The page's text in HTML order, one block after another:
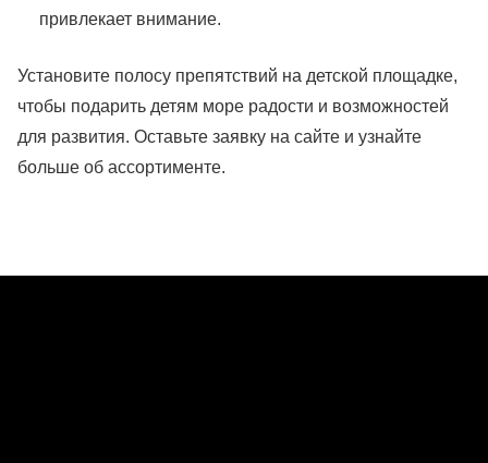
привлекает внимание.
Установите полосу препятствий на детской площадке,
чтобы подарить детям море радости и возможностей
для развития. Оставьте заявку на сайте и узнайте
больше об ассортименте.